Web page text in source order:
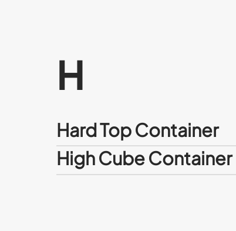
H
Hard Top Container
High Cube Container